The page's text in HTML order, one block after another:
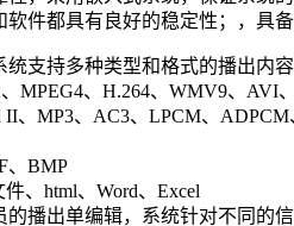
件都具有良好的稳定性；，具
支持多种类型和格式的播出内
MPEG4、H.264、WMV9、AVI
II、MP3、AC3、LPCM、
、BMP
、html、Word、Excel
播出单编辑，系统针对不同的